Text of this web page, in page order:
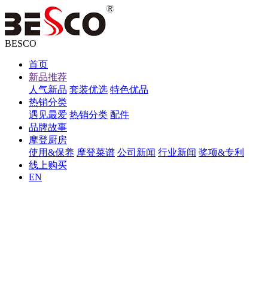
BESCO
首页
新品推荐
人气新品 套装优选 特色优品
热销分类
遇见最爱 热销分类 配件
品牌故事
摩登厨房
使用&保养 摩登菜谱 公司新闻 行业新闻 奖项&专利
线上购买
EN